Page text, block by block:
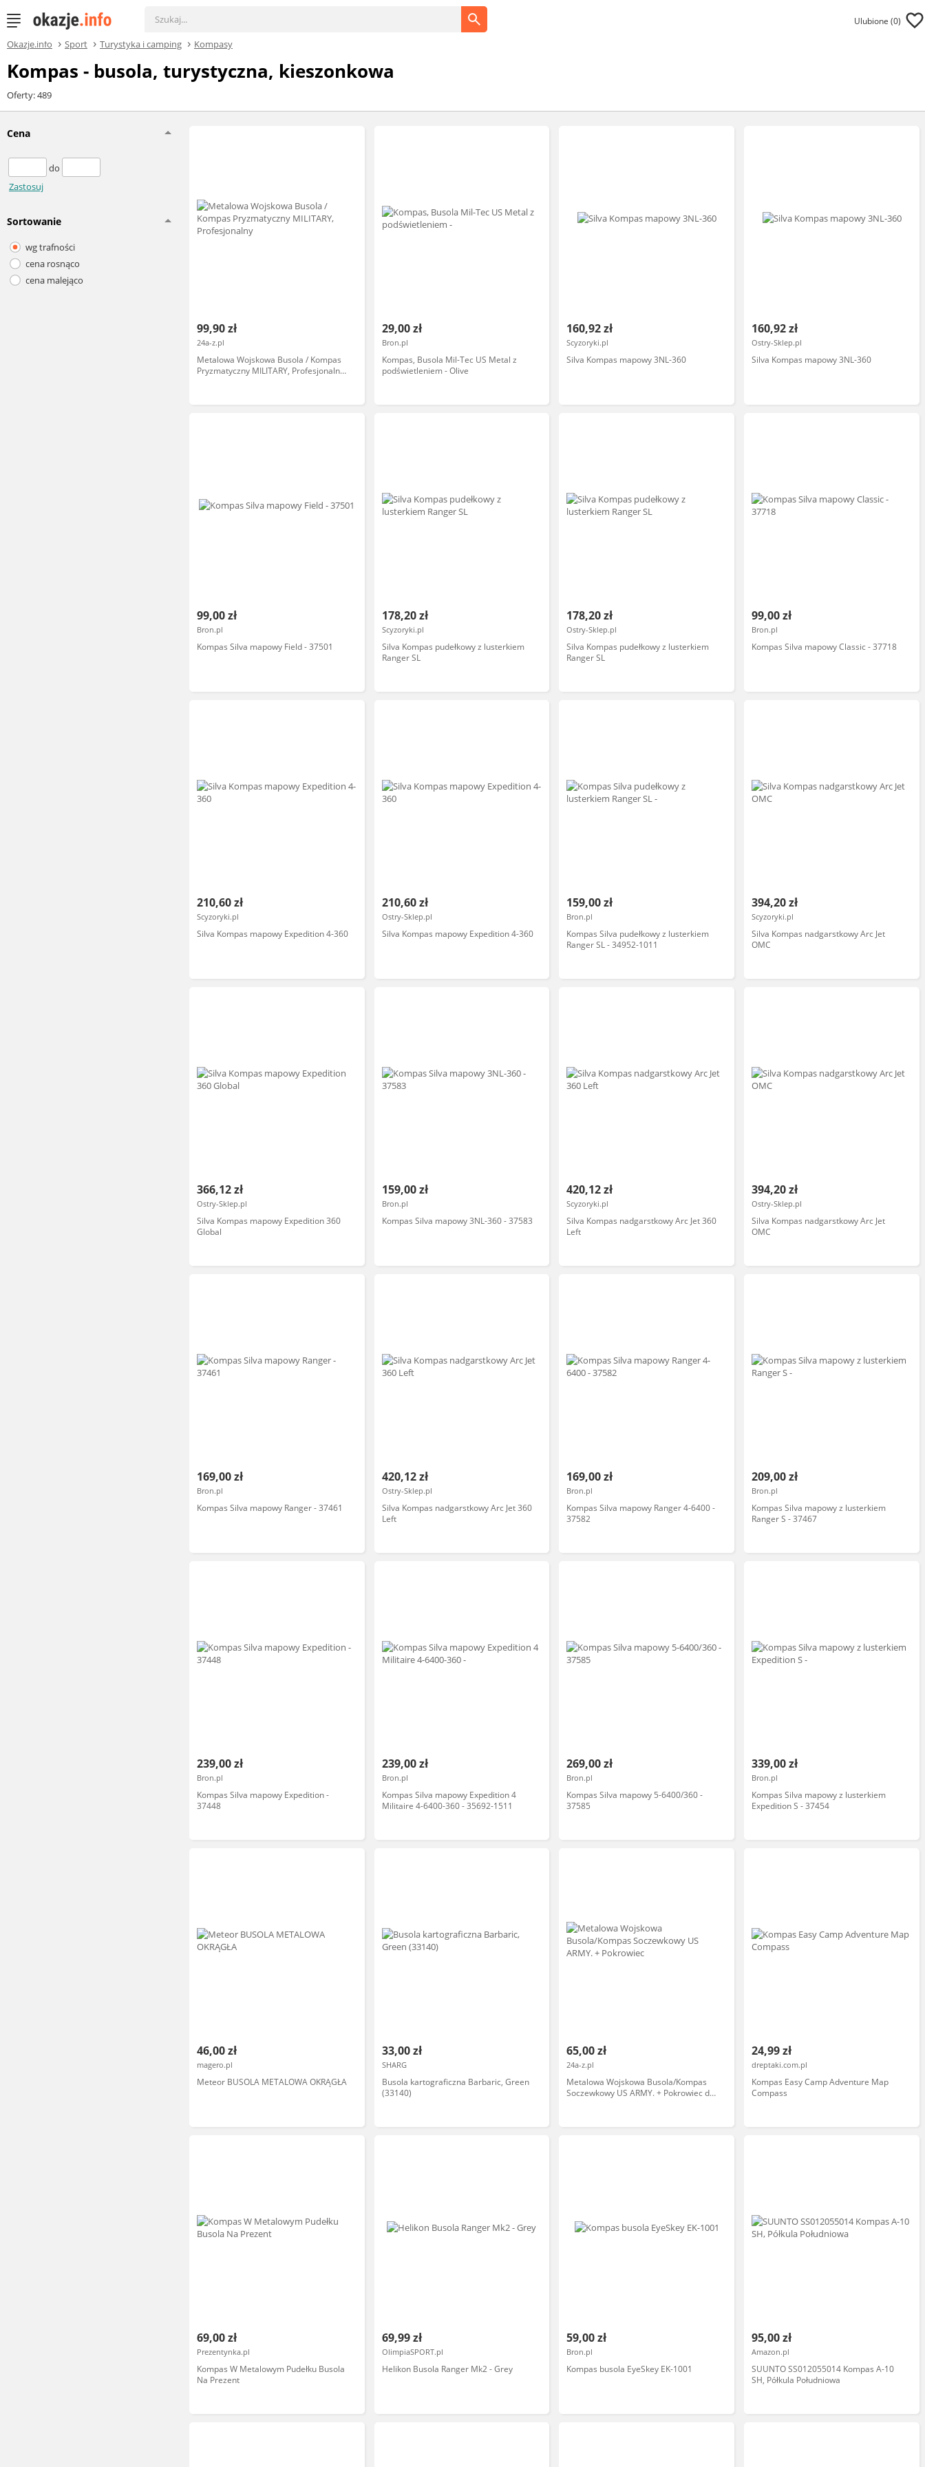
Ulubione (0)
Okazje.info Sport Turystyka i camping Kompasy
Kompas - busola, turystyczna, kieszonkowa
Oferty: 489
Cena
do
Zastosuj
Sortowanie
wg trafności
cena rosnąco
cena malejąco
99,90 zł
24a-z.pl
Metalowa Wojskowa Busola / Kompas
Pryzmatyczny MILITARY, Profesjonalny
29,00 zł
Bron.pl
Kompas, Busola Mil-Tec US Metal z
podświetleniem - Olive
160,92 zł
Scyzoryki.pl
Silva Kompas mapowy 3NL-360
160,92 zł
Ostry-Sklep.pl
Silva Kompas mapowy 3NL-360
99,00 zł
Bron.pl
Kompas Silva mapowy Field - 37501
178,20 zł
Scyzoryki.pl
Silva Kompas pudełkowy z lusterkiem
Ranger SL
178,20 zł
Ostry-Sklep.pl
Silva Kompas pudełkowy z lusterkiem
Ranger SL
99,00 zł
Bron.pl
Kompas Silva mapowy Classic - 37718
210,60 zł
Scyzoryki.pl
Silva Kompas mapowy Expedition 4-360
210,60 zł
Ostry-Sklep.pl
Silva Kompas mapowy Expedition 4-360
159,00 zł
Bron.pl
Kompas Silva pudełkowy z lusterkiem
Ranger SL - 34952-1011
394,20 zł
Scyzoryki.pl
Silva Kompas nadgarstkowy Arc Jet
OMC
366,12 zł
Ostry-Sklep.pl
Silva Kompas mapowy Expedition 360
Global
159,00 zł
Bron.pl
Kompas Silva mapowy 3NL-360 - 37583
420,12 zł
Scyzoryki.pl
Silva Kompas nadgarstkowy Arc Jet 360
Left
394,20 zł
Ostry-Sklep.pl
Silva Kompas nadgarstkowy Arc Jet
OMC
169,00 zł
Bron.pl
Kompas Silva mapowy Ranger - 37461
420,12 zł
Ostry-Sklep.pl
Silva Kompas nadgarstkowy Arc Jet 360
Left
169,00 zł
Bron.pl
Kompas Silva mapowy Ranger 4-6400 -
37582
209,00 zł
Bron.pl
Kompas Silva mapowy z lusterkiem
Ranger S - 37467
239,00 zł
Bron.pl
Kompas Silva mapowy Expedition -
37448
239,00 zł
Bron.pl
Kompas Silva mapowy Expedition 4
Militaire 4-6400-360 - 35692-1511
269,00 zł
Bron.pl
Kompas Silva mapowy 5-6400/360 -
37585
339,00 zł
Bron.pl
Kompas Silva mapowy z lusterkiem
Expedition S - 37454
46,00 zł
magero.pl
Meteor BUSOLA METALOWA OKRĄGŁA
33,00 zł
SHARG
Busola kartograficzna Barbaric, Green
(33140)
65,00 zł
24a-z.pl
Metalowa Wojskowa Busola/Kompas
Soczewkowy US ARMY. + Pokrowiec do
24,99 zł
dreptaki.com.pl
Kompas Easy Camp Adventure Map
Compass
69,00 zł
Prezentynka.pl
Kompas W Metalowym Pudełku Busola
Na Prezent
69,99 zł
OlimpiaSPORT.pl
Helikon Busola Ranger Mk2 - Grey
59,00 zł
Bron.pl
Kompas busola EyeSkey EK-1001
95,00 zł
Amazon.pl
SUUNTO SS012055014 Kompas A-10
SH, Półkula Południowa